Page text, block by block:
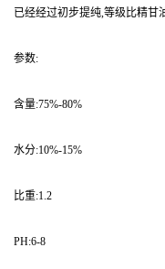
已经经过初步提纯,等级比精甘
参数:
含量:75%-80%
水分:10%-15%
比重:1.2
PH:6-8